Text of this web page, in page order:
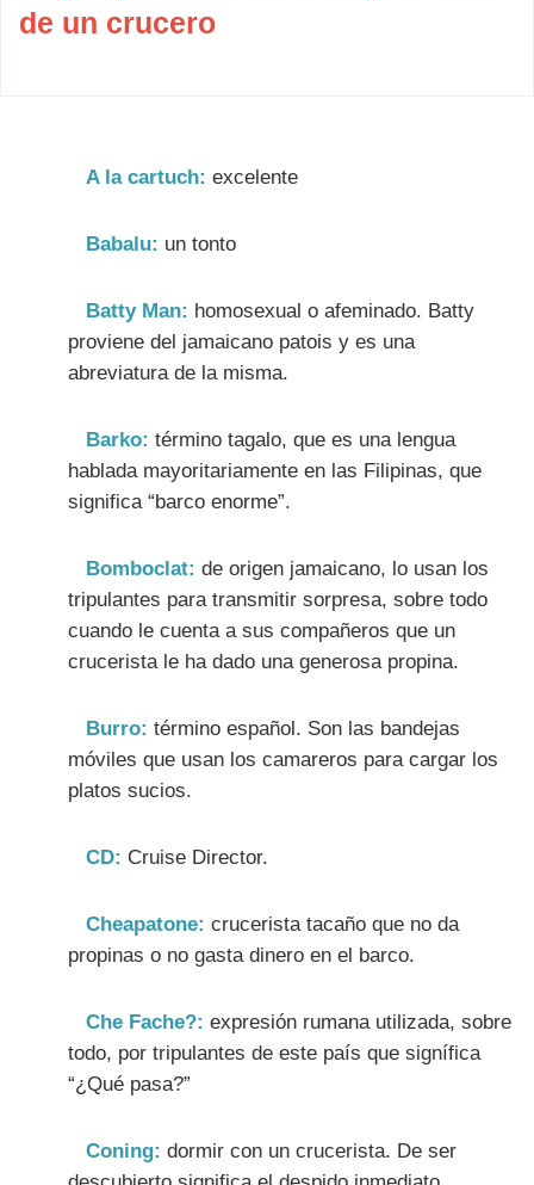
de un crucero
A la cartuch: excelente
Babalu: un tonto
Batty Man: homosexual o afeminado. Batty
proviene del jamaicano patois y es una
abreviatura de la misma.
Barko: término tagalo, que es una lengua
hablada mayoritariamente en las Filipinas, que
significa “barco enorme”.
Bomboclat: de origen jamaicano, lo usan los
tripulantes para transmitir sorpresa, sobre todo
cuando le cuenta a sus compañeros que un
crucerista le ha dado una generosa propina.
Burro: término español. Son las bandejas
móviles que usan los camareros para cargar los
platos sucios.
CD: Cruise Director.
Cheapatone: crucerista tacaño que no da
propinas o no gasta dinero en el barco.
Che Fache?: expresión rumana utilizada, sobre
todo, por tripulantes de este país que signífica
“¿Qué pasa?”
Coning: dormir con un crucerista. De ser